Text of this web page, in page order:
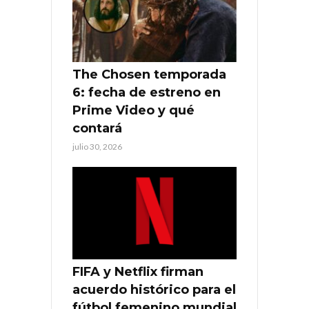
The Chosen temporada
6: fecha de estreno en
Prime Video y qué
contará
julio 30, 2026
FIFA y Netflix firman
acuerdo histórico para el